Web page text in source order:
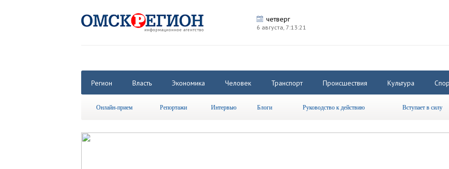
четверг
6 августа, 7:13:22
Регион Власть Экономика Человек Транспорт Происшествия Культура
Онлайн-прием Репортажи Интервью Блоги Руководство к действию Вступает в силу